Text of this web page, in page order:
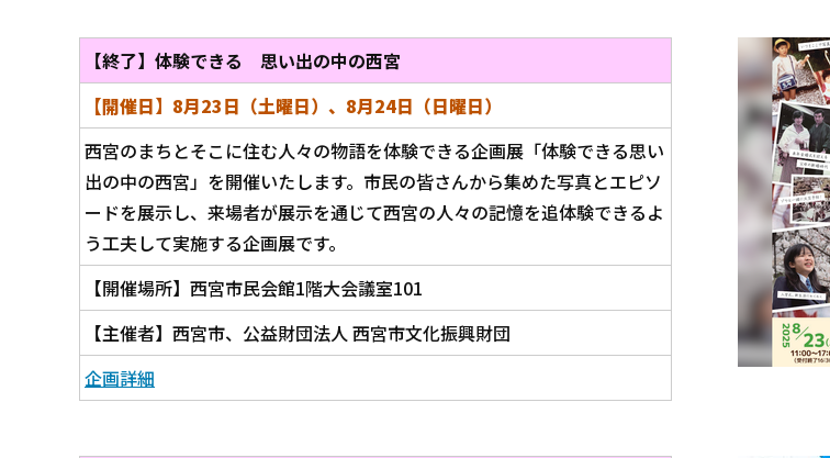
【終了】体験できる 思い出の中の西宮
【開催日】8月23日（土曜日）、8月24日（日曜日）
西宮のまちとそこに住む人々の物語を体験できる企画展「体験できる思い
出の中の西宮」を開催いたします。市民の皆さんから集めた写真とエピソ
ードを展示し、来場者が展示を通じて西宮の人々の記憶を追体験できるよ
う工夫して実施する企画展です。
【開催場所】西宮市民会館1階大会議室101
【主催者】西宮市、公益財団法人 西宮市文化振興財団
企画詳細